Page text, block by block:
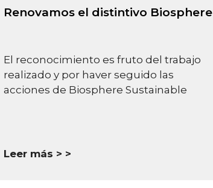
Renovamos el distintivo Biosphere
El reconocimiento es fruto del trabajo
realizado y por haver seguido las
acciones de Biosphere Sustainable
Leer más >